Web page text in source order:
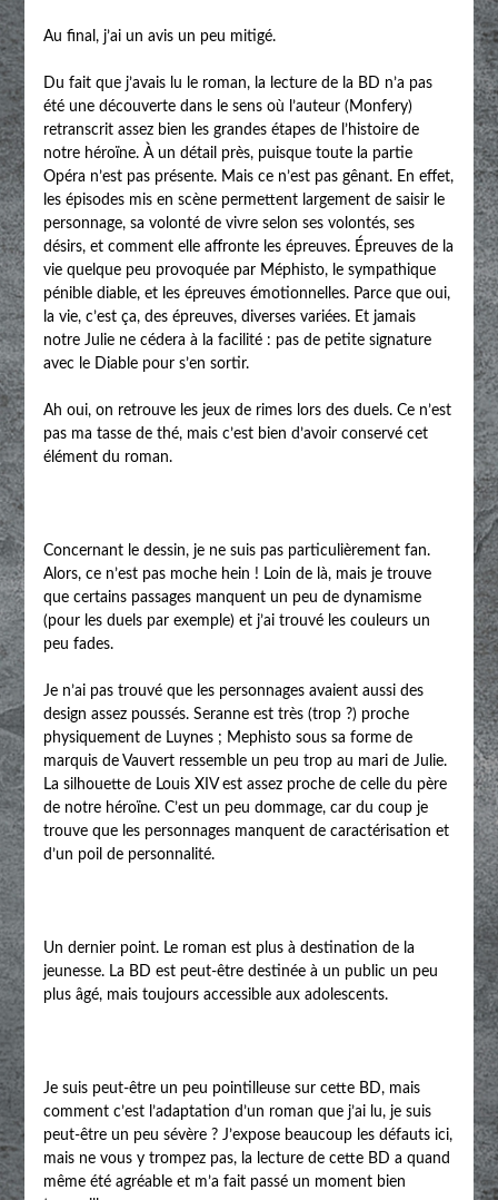
Au final, j’ai un avis un peu mitigé.
Du fait que j’avais lu le roman, la lecture de la BD n’a pas
été une découverte dans le sens où l’auteur (Monfery)
retranscrit assez bien les grandes étapes de l’histoire de
notre héroïne. À un détail près, puisque toute la partie
Opéra n’est pas présente. Mais ce n’est pas gênant. En effet,
les épisodes mis en scène permettent largement de saisir le
personnage, sa volonté de vivre selon ses volontés, ses
désirs, et comment elle affronte les épreuves. Épreuves de la
vie quelque peu provoquée par Méphisto, le sympathique
pénible diable, et les épreuves émotionnelles. Parce que oui,
la vie, c’est ça, des épreuves, diverses variées. Et jamais
notre Julie ne cédera à la facilité : pas de petite signature
avec le Diable pour s’en sortir.
Ah oui, on retrouve les jeux de rimes lors des duels. Ce n’est
pas ma tasse de thé, mais c’est bien d’avoir conservé cet
élément du roman.
Concernant le dessin, je ne suis pas particulièrement fan.
Alors, ce n’est pas moche hein ! Loin de là, mais je trouve
que certains passages manquent un peu de dynamisme
(pour les duels par exemple) et j’ai trouvé les couleurs un
peu fades.
Je n’ai pas trouvé que les personnages avaient aussi des
design assez poussés. Seranne est très (trop ?) proche
physiquement de Luynes ; Mephisto sous sa forme de
marquis de Vauvert ressemble un peu trop au mari de Julie.
La silhouette de Louis XIV est assez proche de celle du père
de notre héroïne. C’est un peu dommage, car du coup je
trouve que les personnages manquent de caractérisation et
d’un poil de personnalité.
Un dernier point. Le roman est plus à destination de la
jeunesse. La BD est peut-être destinée à un public un peu
plus âgé, mais toujours accessible aux adolescents.
Je suis peut-être un peu pointilleuse sur cette BD, mais
comment c’est l’adaptation d’un roman que j’ai lu, je suis
peut-être un peu sévère ? J’expose beaucoup les défauts ici,
mais ne vous y trompez pas, la lecture de cette BD a quand
même été agréable et m’a fait passé un moment bien